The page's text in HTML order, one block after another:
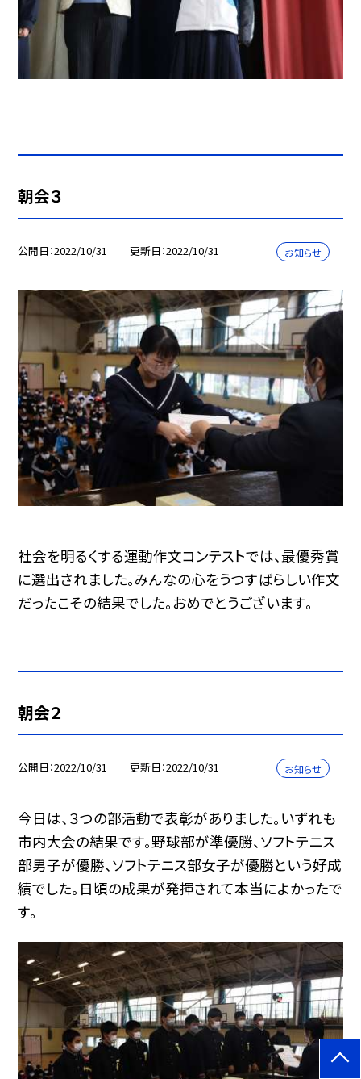
朝会３
公開日 2022/10/31 更新日 2022/10/31 お知らせ
社会を明るくする運動作文コンテストでは、最優秀賞
に選出されました。みんなの心をうつすばらしい作文
だったこその結果でした。おめでとうございます。
朝会２
公開日 2022/10/31 更新日 2022/10/31 お知らせ
今日は、３つの部活動で表彰がありました。いずれも
市内大会の結果です。野球部が準優勝、ソフトテニス
部男子が優勝、ソフトテニス部女子が優勝という好成
績でした。日頃の成果が発揮されて本当によかったで
す。